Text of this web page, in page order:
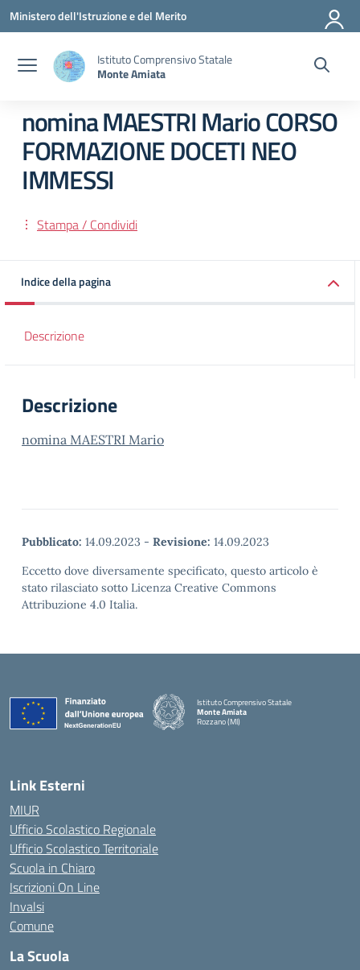
Vai ai contenuti
Vai al menu di navigazione
Vai al footer
Ministero dell'Istruzione e del Merito
Istituto Comprensivo Statale
Monte Amiata
nomina MAESTRI Mario CORSO
FORMAZIONE DOCETI NEO
IMMESSI
Stampa / Condividi
Indice della pagina
Descrizione
Descrizione
nomina MAESTRI Mario
Pubblicato: 14.09.2023 - Revisione: 14.09.2023
Eccetto dove diversamente specificato, questo articolo è
stato rilasciato sotto Licenza Creative Commons
Attribuzione 4.0 Italia.
Istituto Comprensivo Statale
Monte Amiata
Rozzano (MI)
Link Esterni
MIUR
Ufficio Scolastico Regionale
Ufficio Scolastico Territoriale
Scuola in Chiaro
Iscrizioni On Line
Invalsi
Comune
La Scuola